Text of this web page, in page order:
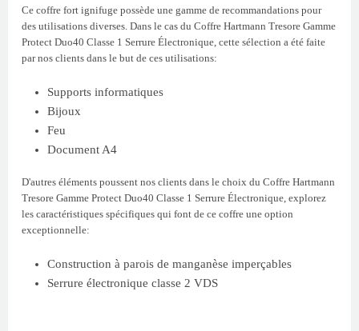
Ce coffre fort ignifuge possède une gamme de recommandations pour
des utilisations diverses. Dans le cas du Coffre Hartmann Tresore Gamme
Protect Duo40 Classe 1 Serrure Électronique, cette sélection a été faite
par nos clients dans le but de ces utilisations:
Supports informatiques
Bijoux
Feu
Document A4
D'autres éléments poussent nos clients dans le choix du Coffre Hartmann
Tresore Gamme Protect Duo40 Classe 1 Serrure Électronique, explorez
les caractéristiques spécifiques qui font de ce coffre une option
exceptionnelle:
Construction à parois de manganèse imperçables
Serrure électronique classe 2 VDS